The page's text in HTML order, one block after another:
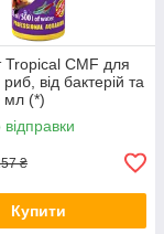
Tropical CMF для
риб, від бактерій та
мл (*)
₴
Купити